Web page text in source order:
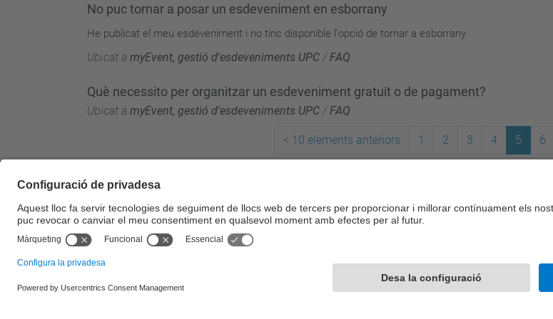
No puc tornar a posar un esdeveniment en esborrany
He publicat el meu esdeveniment i no tinc disponible l'opció de tornar a esborrany
Ubicat a myEvent, gestió d'esdeveniments UPC / FAQ
Què necessito per organitzar un esdeveniment gratuït o de pagament?
Ubicat a myEvent, gestió d'esdeveniments UPC /FAQ
< 10 elements anteriors 1 2 3 4 5 6